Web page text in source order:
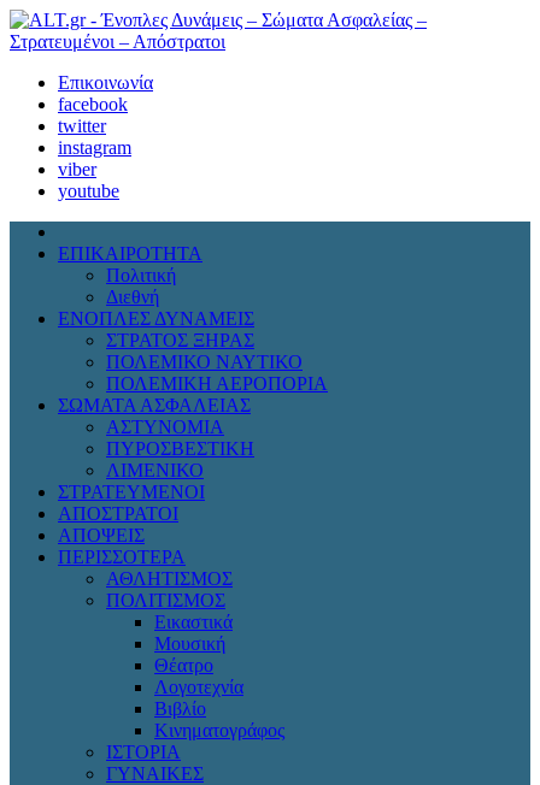
Επικοινωνία
facebook
twitter
instagram
viber
youtube
ΕΠΙΚΑΙΡΟΤΗΤΑ
Πολιτική
Διεθνή
ΕΝΟΠΛΕΣ ΔΥΝΑΜΕΙΣ
ΣΤΡΑΤΟΣ ΞΗΡΑΣ
ΠΟΛΕΜΙΚΟ ΝΑΥΤΙΚΟ
ΠΟΛΕΜΙΚΗ ΑΕΡΟΠΟΡΙΑ
ΣΩΜΑΤΑ ΑΣΦΑΛΕΙΑΣ
ΑΣΤΥΝΟΜΙΑ
ΠΥΡΟΣΒΕΣΤΙΚΗ
ΛΙΜΕΝΙΚΟ
ΣΤΡΑΤΕΥΜΕΝΟΙ
ΑΠΟΣΤΡΑΤΟΙ
ΑΠΟΨΕΙΣ
ΠΕΡΙΣΣΟΤΕΡΑ
ΑΘΛΗΤΙΣΜΟΣ
ΠΟΛΙΤΙΣΜΟΣ
Εικαστικά
Μουσική
Θέατρο
Λογοτεχνία
Βιβλίο
Κινηματογράφος
ΙΣΤΟΡΙΑ
ΓΥΝΑΙΚΕΣ